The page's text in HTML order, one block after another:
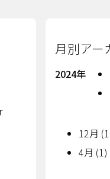
月別アー
2024年
12月
4月 (1)